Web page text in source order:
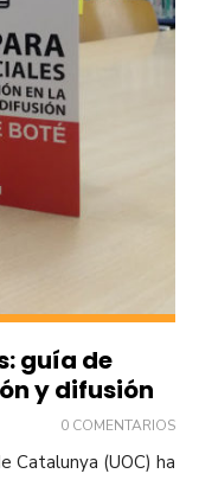
guía de
y difusión
0 COMENTARIOS
Catalunya (UOC) ha